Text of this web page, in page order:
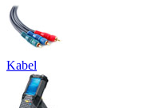
Kabel